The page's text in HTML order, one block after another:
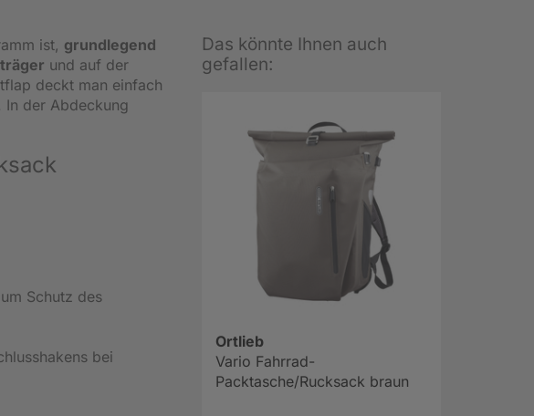
ist, grundlegend
und auf der
deckt man einfach
In der Abdeckung
Schutz des
bei
Das könnte Ihnen auch
gefallen:
Ortlieb
Vario Fahrrad-
Packtasche/Rucksack braun